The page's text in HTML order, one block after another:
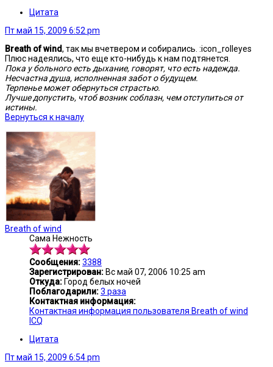
Цитата
Пт май 15, 2009 6:52 pm
Breath of wind, так мы вчетвером и собирались. :icon_rolleyes
Плюс надеялись, что еще кто-нибудь к нам подтянется.
Пока у больного есть дыхание, говорят, что есть надежда.
Несчастна душа, исполненная забот о будущем.
Терпенье может обернуться страстью.
Лучше допустить, чтоб возник соблазн, чем отступиться от
истины.
Вернуться к началу
Breath of wind
Сама Нежность
Сообщения:3388
Зарегистрирован: Вс май 07, 2006 10:25 am
Откуда: Город белых ночей
Поблагодарили:3 раза
Контактная информация:
Контактная информация пользователя Breath of wind
ICQ
Цитата
Пт май 15, 2009 6:54 pm